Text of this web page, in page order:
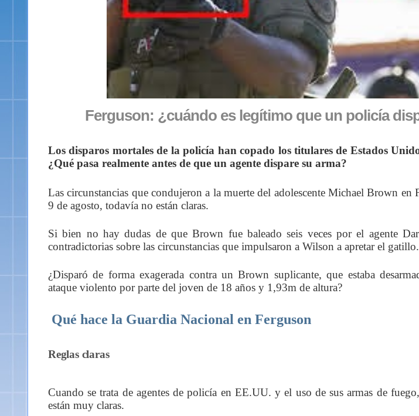
Ferguson: ¿cuándo es legítimo que un policía
Los disparos mortales de la policía han copado los titulares de Estados
¿Qué pasa realmente antes de que un agente dispare su arma?
Las circunstancias que condujeron a la muerte del adolescente Michael Brown en
9 de agosto, todavía no están claras.
Si bien no hay dudas de que Brown fue baleado seis veces por el agente
contradictorias sobre las circunstancias que impulsaron a Wilson a apretar el gatillo.
¿Disparó de forma exagerada contra un Brown suplicante, que estaba
ataque violento por parte del joven de 18 años y 1,93m de altura?
Qué hace la Guardia Nacional en Ferguson
Reglas claras
Cuando se trata de agentes de policía en EE.UU. y el uso de sus armas de
están muy claras.